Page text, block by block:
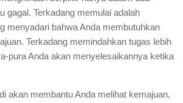
gagal. Terkadang memulai adalah
menyadari bahwa Anda membutuhkan
Terkadang memindahkan tugas lebih
pura Anda akan menyelesaikannya ketika
akan membantu Anda melihat kemajuan,